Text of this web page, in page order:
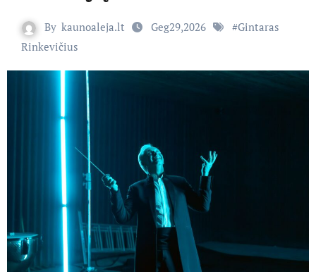
By kaunoaleja.lt Geg29,2026 #Gintaras
Rinkevičius